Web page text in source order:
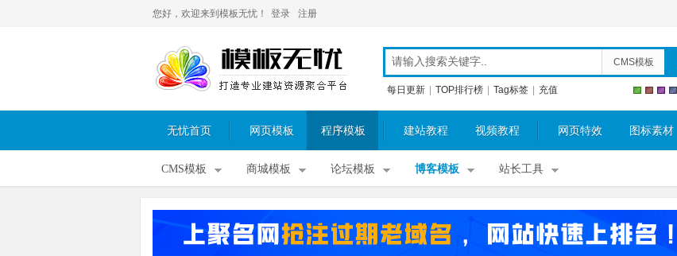
您好，欢迎来到模板无忧！ 登录 注册
CMS模板
每日更新 TOP排行榜 Tag标签 充值
无忧首页 网页模板 程序模板 建站教程 视频教程 网页特效 图标素材
CMS模板 商城模板 论坛模板 博客模板 站长工具